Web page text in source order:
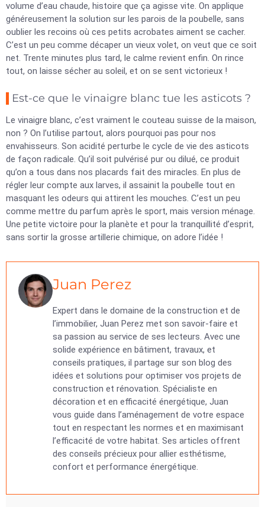
volume d’eau chaude, histoire que ça agisse vite. On applique
généreusement la solution sur les parois de la poubelle, sans
oublier les recoins où ces petits acrobates aiment se cacher.
C’est un peu comme décaper un vieux volet, on veut que ce soit
net. Trente minutes plus tard, le calme revient enfin. On rince
tout, on laisse sécher au soleil, et on se sent victorieux !
Est-ce que le vinaigre blanc tue les asticots ?
Le vinaigre blanc, c’est vraiment le couteau suisse de la maison,
non ? On l’utilise partout, alors pourquoi pas pour nos
envahisseurs. Son acidité perturbe le cycle de vie des asticots
de façon radicale. Qu’il soit pulvérisé pur ou dilué, ce produit
qu’on a tous dans nos placards fait des miracles. En plus de
régler leur compte aux larves, il assainit la poubelle tout en
masquant les odeurs qui attirent les mouches. C’est un peu
comme mettre du parfum après le sport, mais version ménage.
Une petite victoire pour la planète et pour la tranquillité d’esprit,
sans sortir la grosse artillerie chimique, on adore l’idée !
Juan Perez
Expert dans le domaine de la construction et de
l’immobilier, Juan Perez met son savoir-faire et
sa passion au service de ses lecteurs. Avec une
solide expérience en bâtiment, travaux, et
conseils pratiques, il partage sur son blog des
idées et solutions pour optimiser vos projets de
construction et rénovation. Spécialiste en
décoration et en efficacité énergétique, Juan
vous guide dans l’aménagement de votre espace
tout en respectant les normes et en maximisant
l’efficacité de votre habitat. Ses articles offrent
des conseils précieux pour allier esthétisme,
confort et performance énergétique.